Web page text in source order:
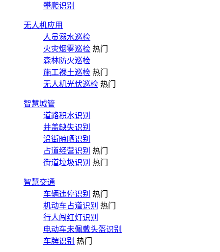
攀爬识别
无人机应用
人员溺水巡检
火灾烟雾巡检 热门
森林防火巡检
施工裸土巡检 热门
无人机光伏巡检 热门
智慧城管
道路积水识别
井盖缺失识别
沿街晾晒识别
占道经营识别 热门
街道垃圾识别 热门
智慧交通
车辆违停识别 热门
机动车占道识别 热门
行人闯红灯识别
电动车未佩戴头盔识别
车牌识别 热门